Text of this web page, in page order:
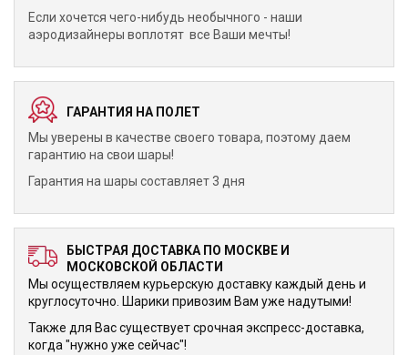
Если хочется чего-нибудь необычного - наши
аэродизайнеры воплотят все Ваши мечты!
ГАРАНТИЯ НА ПОЛЕТ
Мы уверены в качестве своего товара, поэтому даем
гарантию на свои шары!
Гарантия на шары составляет 3 дня
БЫСТРАЯ ДОСТАВКА ПО МОСКВЕ И
МОСКОВСКОЙ ОБЛАСТИ
Мы осуществляем курьерскую доставку каждый день и
круглосуточно. Шарики привозим Вам уже надутыми!
Также для Вас существует срочная экспресс-доставка,
когда "нужно уже сейчас"!